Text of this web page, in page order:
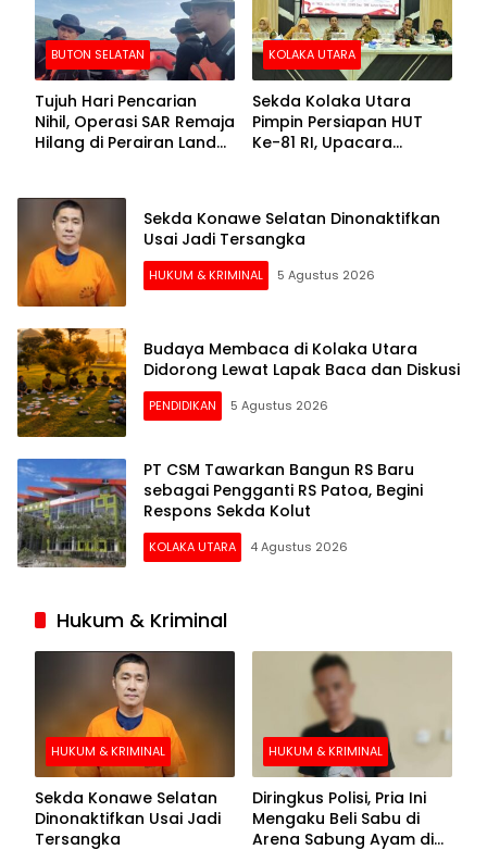
BUTON SELATAN
Tujuh Hari Pencarian
Nihil, Operasi SAR Remaja
Hilang di Perairan Lande
KOLAKA UTARA
Sekda Kolaka Utara
Pimpin Persiapan HUT
Ke-81 RI, Upacara
Sekda Konawe Selatan Dinonaktifkan
Usai Jadi Tersangka
HUKUM & KRIMINAL 5 Agustus 2026
Budaya Membaca di Kolaka Utara
Didorong Lewat Lapak Baca dan Diskusi
PENDIDIKAN 5 Agustus 2026
PT CSM Tawarkan Bangun RS Baru
sebagai Pengganti RS Patoa, Begini
Respons Sekda Kolut
KOLAKA UTARA 4 Agustus 2026
Hukum & Kriminal
HUKUM & KRIMINAL
Sekda Konawe Selatan
Dinonaktifkan Usai Jadi
Tersangka
HUKUM & KRIMINAL
Diringkus Polisi, Pria Ini
Mengaku Beli Sabu di
Arena Sabung Ayam di